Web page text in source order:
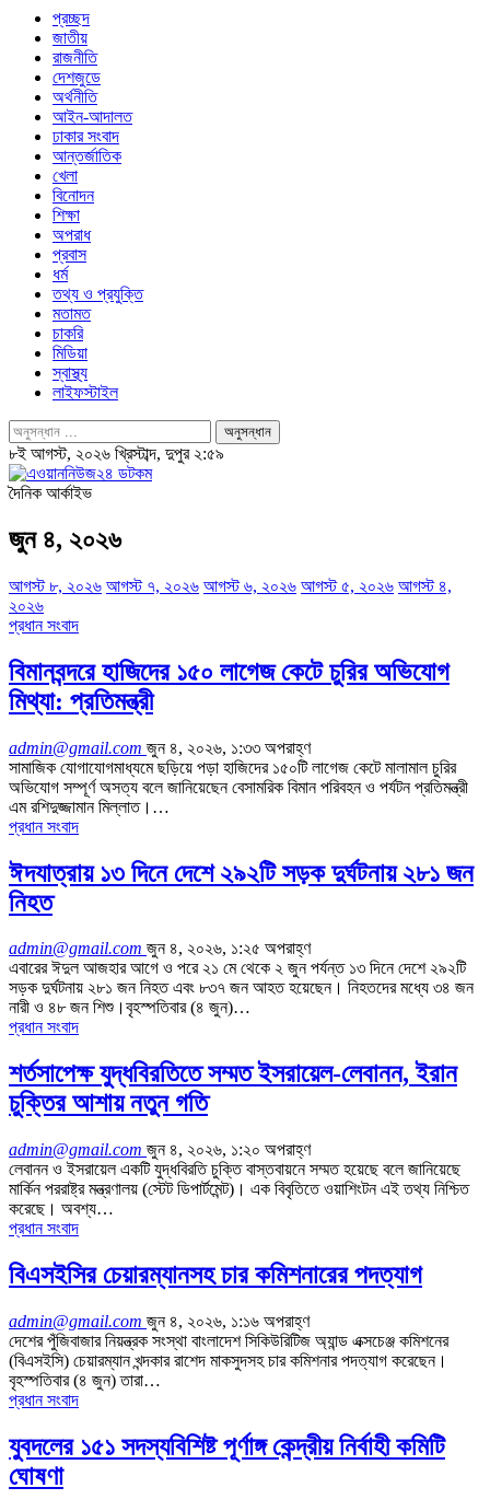
প্রচ্ছদ
জাতীয়
রাজনীতি
দেশজুডে
অর্থনীতি
আইন-আদালত
ঢাকার সংবাদ
আন্তর্জাতিক
খেলা
বিনোদন
শিক্ষা
অপরাধ
প্রবাস
ধর্ম
তথ্য ও প্রযুক্তি
মতামত
চাকরি
মিডিয়া
স্বাস্থ্য
লাইফস্টাইল
৮ই আগস্ট, ২০২৬ খ্রিস্টাব্দ, দুপুর ২:৫৯
দৈনিক আর্কাইভ
জুন ৪, ২০২৬
আগস্ট ৮, ২০২৬ আগস্ট ৭, ২০২৬ আগস্ট ৬, ২০২৬ আগস্ট ৫, ২০২৬ আগস্ট ৪,
২০২৬
প্রধান সংবাদ
বিমানবন্দরে হাজিদের ১৫০ লাগেজ কেটে চুরির অভিযোগ
মিথ্যা: প্রতিমন্ত্রী
admin@gmail.com জুন ৪, ২০২৬, ১:৩৩ অপরাহ্ণ
সামাজিক যোগাযোগমাধ্যমে ছড়িয়ে পড়া হাজিদের ১৫০টি লাগেজ কেটে মালামাল চুরির
অভিযোগ সম্পূর্ণ অসত্য বলে জানিয়েছেন বেসামরিক বিমান পরিবহন ও পর্যটন প্রতিমন্ত্রী
এম রশিদুজ্জামান মিল্লাত।…
প্রধান সংবাদ
ঈদযাত্রায় ১৩ দিনে দেশে ২৯২টি সড়ক দুর্ঘটনায় ২৮১ জন
নিহত
admin@gmail.com জুন ৪, ২০২৬, ১:২৫ অপরাহ্ণ
এবারের ঈদুল আজহার আগে ও পরে ২১ মে থেকে ২ জুন পর্যন্ত ১৩ দিনে দেশে ২৯২টি
সড়ক দুর্ঘটনায় ২৮১ জন নিহত এবং ৮৩৭ জন আহত হয়েছেন। নিহতদের মধ্যে ৩৪ জন
নারী ও ৪৮ জন শিশু।বৃহস্পতিবার (৪ জুন)…
প্রধান সংবাদ
শর্তসাপেক্ষ যুদ্ধবিরতিতে সম্মত ইসরায়েল-লেবানন, ইরান
চুক্তির আশায় নতুন গতি
admin@gmail.com জুন ৪, ২০২৬, ১:২০ অপরাহ্ণ
লেবানন ও ইসরায়েল একটি যুদ্ধবিরতি চুক্তি বাস্তবায়নে সম্মত হয়েছে বলে জানিয়েছে
মার্কিন পররাষ্ট্র মন্ত্রণালয় (স্টেট ডিপার্টমেন্ট)। এক বিবৃতিতে ওয়াশিংটন এই তথ্য নিশ্চিত
করেছে। অবশ্য…
প্রধান সংবাদ
বিএসইসির চেয়ারম্যানসহ চার কমিশনারের পদত্যাগ
admin@gmail.com জুন ৪, ২০২৬, ১:১৬ অপরাহ্ণ
দেশের পুঁজিবাজার নিয়ন্ত্রক সংস্থা বাংলাদেশ সিকিউরিটিজ অ্যান্ড এক্সচেঞ্জ কমিশনের
(বিএসইসি) চেয়ারম্যান খন্দকার রাশেদ মাকসুদসহ চার কমিশনার পদত্যাগ করেছেন।
বৃহস্পতিবার (৪ জুন) তারা…
প্রধান সংবাদ
যুবদলের ১৫১ সদস্যবিশিষ্ট পূর্ণাঙ্গ কেন্দ্রীয় নির্বাহী কমিটি
ঘোষণা